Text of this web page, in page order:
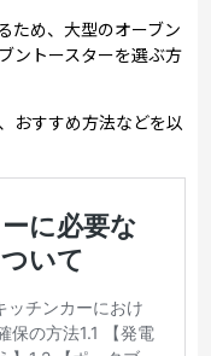
ため、大型のオーブン
ントースターを選ぶ方
おすすめ方法などを以